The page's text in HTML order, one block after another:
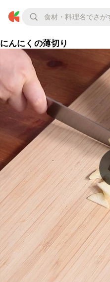
にんにくの薄切り